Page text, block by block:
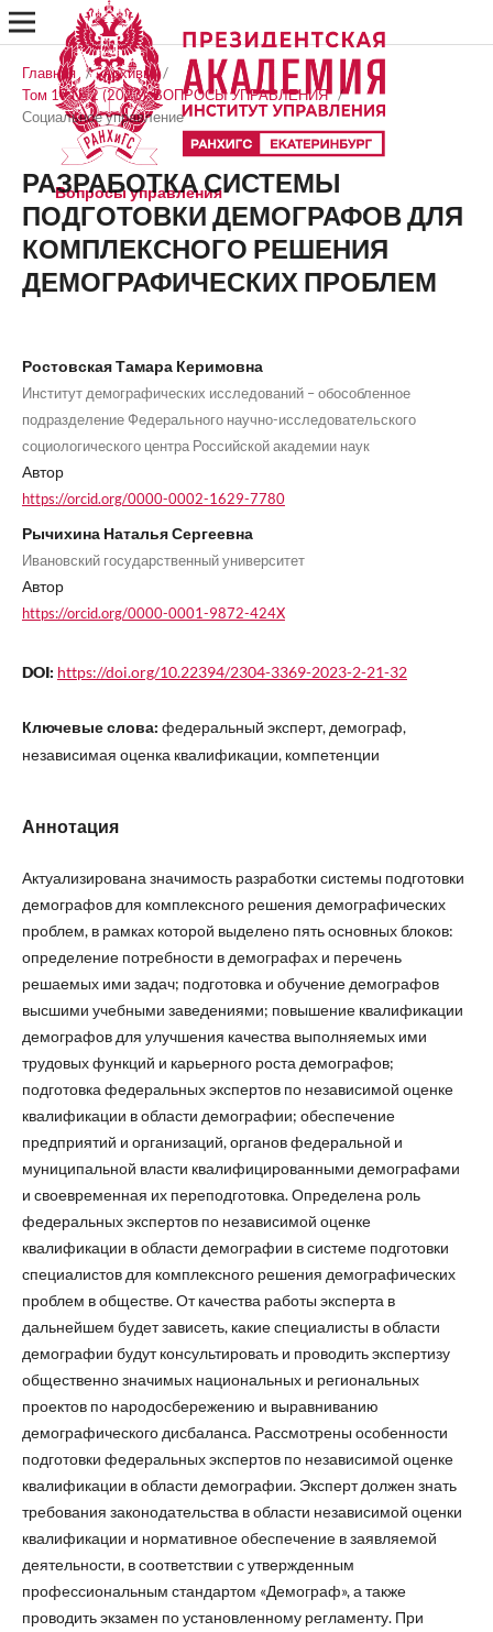
Вопросы управления
Главная / Архивы
/
Том 17 № 2 (2023): ВОПРОСЫ УПРАВЛЕНИЯ /
Социальное управление
РАЗРАБОТКА СИСТЕМЫ
ПОДГОТОВКИ ДЕМОГРАФОВ ДЛЯ
КОМПЛЕКСНОГО РЕШЕНИЯ
ДЕМОГРАФИЧЕСКИХ ПРОБЛЕМ
Ростовская Тамара Керимовна
Институт демографических исследований – обособленное
подразделение Федерального научно-исследовательского
социологического центра Российской академии наук
Автор
https://orcid.org/0000-0002-1629-7780
Рычихина Наталья Сергеевна
Ивановский государственный университет
Автор
https://orcid.org/0000-0001-9872-424X
DOI: https://doi.org/10.22394/2304-3369-2023-2-21-32
Ключевые слова: федеральный эксперт, демограф,
независимая оценка квалификации, компетенции
Аннотация
Актуализирована значимость разработки системы подготовки
демографов для комплексного решения демографических
проблем, в рамках которой выделено пять основных блоков:
определение потребности в демографах и перечень
решаемых ими задач; подготовка и обучение демографов
высшими учебными заведениями; повышение квалификации
демографов для улучшения качества выполняемых ими
трудовых функций и карьерного роста демографов;
подготовка федеральных экспертов по независимой оценке
квалификации в области демографии; обеспечение
предприятий и организаций, органов федеральной и
муниципальной власти квалифицированными демографами
и своевременная их переподготовка. Определена роль
федеральных экспертов по независимой оценке
квалификации в области демографии в системе подготовки
специалистов для комплексного решения демографических
проблем в обществе. От качества работы эксперта в
дальнейшем будет зависеть, какие специалисты в области
демографии будут консультировать и проводить экспертизу
общественно значимых национальных и региональных
проектов по народосбережению и выравниванию
демографического дисбаланса. Рассмотрены особенности
подготовки федеральных экспертов по независимой оценке
квалификации в области демографии. Эксперт должен знать
требования законодательства в области независимой оценки
квалификации и нормативное обеспечение в заявляемой
деятельности, в соответствии с утвержденным
профессиональным стандартом «Демограф», а также
проводить экзамен по установленному регламенту. При